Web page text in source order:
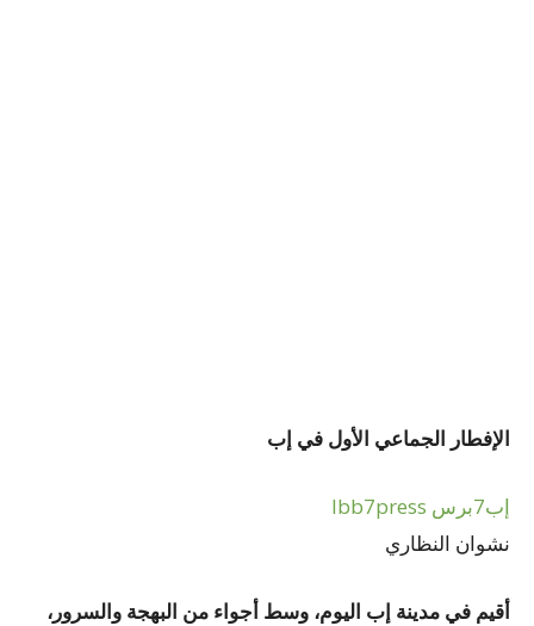
الإفطار الجماعي الأول في إب
إب7برس Ibb7press
نشوان النظاري
أقيم في مدينة إب اليوم، وسط أجواء من البهجة والسرور،